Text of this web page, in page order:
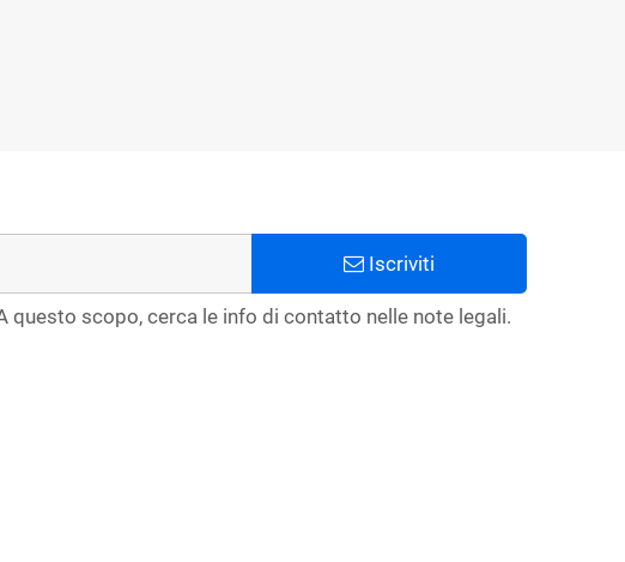
Iscriviti
questo scopo, cerca le info di contatto nelle note legali.